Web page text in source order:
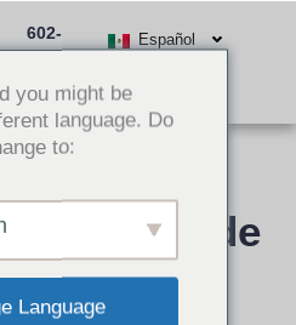
602-
3000
Español
dinero
el tiempo de
you might be
language. Do
to:
Language